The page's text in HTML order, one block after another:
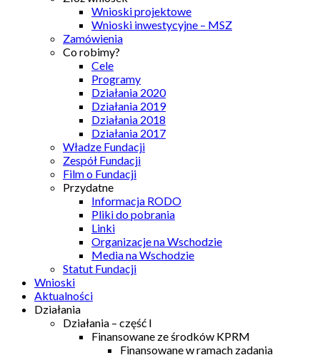
Wnioski projektowe
Wnioski inwestycyjne – MSZ
Zamówienia
Co robimy?
Cele
Programy
Działania 2020
Działania 2019
Działania 2018
Działania 2017
Władze Fundacji
Zespół Fundacji
Film o Fundacji
Przydatne
Informacja RODO
Pliki do pobrania
Linki
Organizacje na Wschodzie
Media na Wschodzie
Statut Fundacji
Wnioski
Aktualności
Działania
Działania – część I
Finansowane ze środków KPRM
Finansowane w ramach zadania